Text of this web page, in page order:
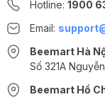
Hotline: 1900
Email:
Beemart Hà
Số 321A
Beemart Hồ